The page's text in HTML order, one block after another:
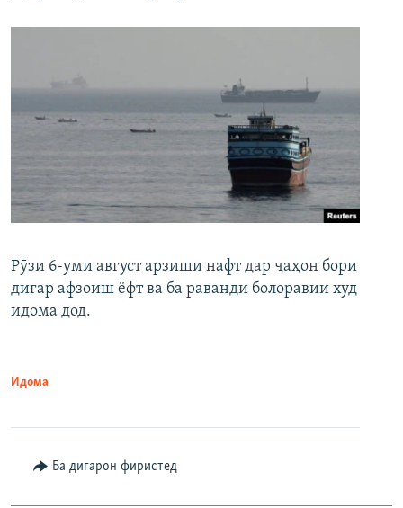
Рӯзи 6-уми август арзиши нафт дар ҷаҳон бори
дигар афзоиш ёфт ва ба раванди болоравии худ
идома дод.
Идома
Ба дигарон фиристед